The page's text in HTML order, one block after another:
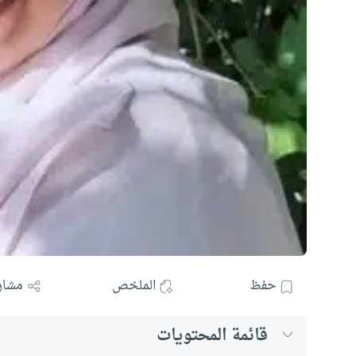
حفظ الملخص
قائمة المحتويات